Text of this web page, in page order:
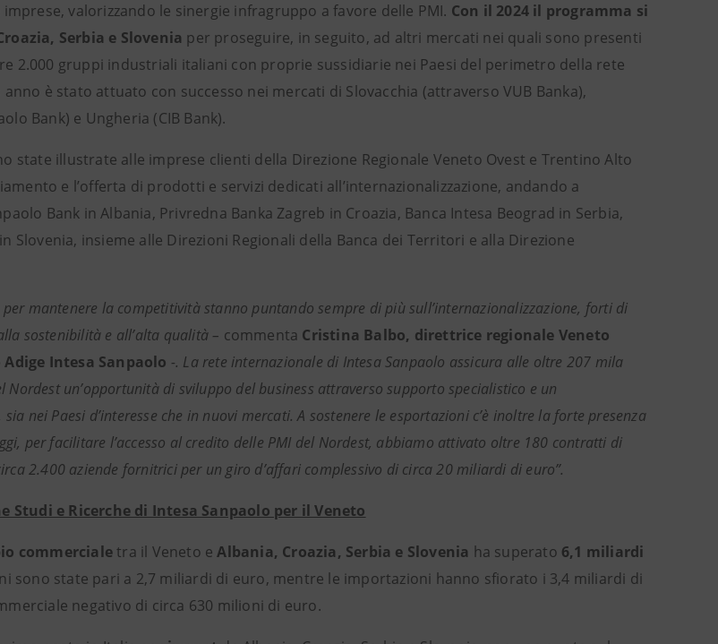
valorizzando le sinergie infragruppo a favore delle PMI. Con il 2024 il programma si
Serbia e Slovenia per proseguire, in seguito, ad altri mercati nei quali sono presenti
2.000 gruppi industriali italiani con proprie sussidiarie nei Paesi del perimetro della rete
anno è stato attuato con successo nei mercati di Slovacchia (attraverso VUB Banka),
Bank) e Ungheria (CIB Bank).
state illustrate alle imprese clienti della Direzione Regionale Veneto Ovest e Trentino Alto
e l’offerta di prodotti e servizi dedicati all’internazionalizzazione, andando a
Bank in Albania, Privredna Banka Zagreb in Croazia, Banca Intesa Beograd in Serbia,
Slovenia, insieme alle Direzioni Regionali della Banca dei Territori e alla Direzione
per mantenere la competitività stanno puntando sempre di più sull’internazionalizzazione, forti di
sostenibilità e all’alta qualità – commenta Cristina Balbo, direttrice regionale Veneto
Intesa Sanpaolo -. La rete internazionale di Intesa Sanpaolo assicura alle oltre 207 mila
Nordest un’opportunità di sviluppo del business attraverso supporto specialistico e un
nei Paesi d’interesse che in nuovi mercati. A sostenere le esportazioni c’è inoltre la forte presenza
per facilitare l’accesso al credito delle PMI del Nordest, abbiamo attivato oltre 180 contratti di
2.400 aziende fornitrici per un giro d’affari complessivo di circa 20 miliardi di euro”.
Studi e Ricerche di Intesa Sanpaolo per il Veneto
commercialetra il Veneto eAlbania, Croazia, Serbia e Slovenia ha superato 6,1 miliardi
sono state pari a 2,7 miliardi di euro, mentre le importazioni hanno sfiorato i 3,4 miliardi di
negativo di circa 630 milioni di euro.